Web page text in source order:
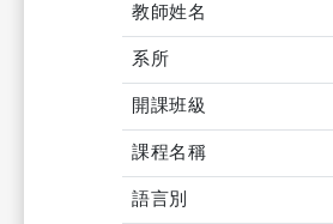
教師姓名
系所
開課班級
課程名稱
語言別